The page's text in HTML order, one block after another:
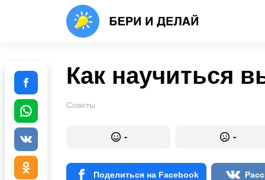
Как научиться
Советы
- -
Поделиться на Facebook